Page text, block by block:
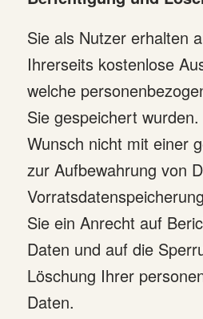
Sie als Nutzer erhalten
Ihrerseits kostenlose
welche
Sie gespeichert
Wunsch nicht mit einer
zur Aufbewahrung von
Sie ein Anrecht auf
Daten und auf die
Löschung Ihrer
Daten.